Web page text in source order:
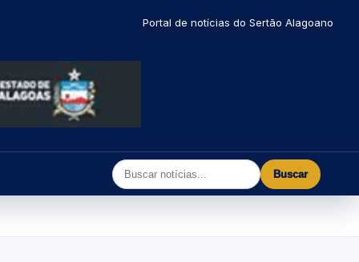
Portal de notícias do Sertão Alagoano
Buscar